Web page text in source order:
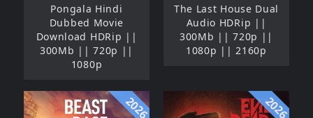
Pongala Hindi
Dubbed Movie
Download HDRip ||
300Mb || 720p ||
1080p
The Last House Dual
Audio HDRip ||
300Mb || 720p ||
1080p || 2160p
2026 2026